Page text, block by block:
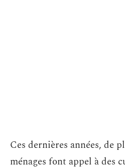
Ces dernières années, de
ménages font appel à des